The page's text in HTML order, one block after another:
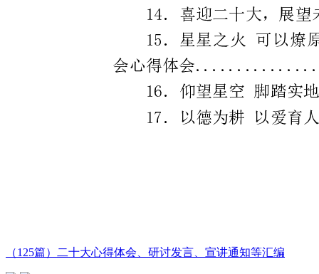
（125篇）二十大心得体会、研讨发言、宣讲通知等汇编